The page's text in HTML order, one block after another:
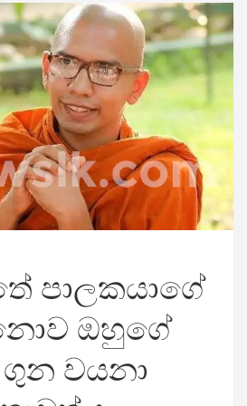
පාලකයාගේ
ඔහුගේ
ගුන වයනා